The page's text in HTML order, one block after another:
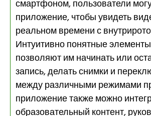
смартфоном, пользователи
приложение, чтобы увидеть
реальном времени с
Интуитивно понятные
позволяют им начинать или
запись, делать снимки и
между различными режимами
приложение также можно
образовательный контент,